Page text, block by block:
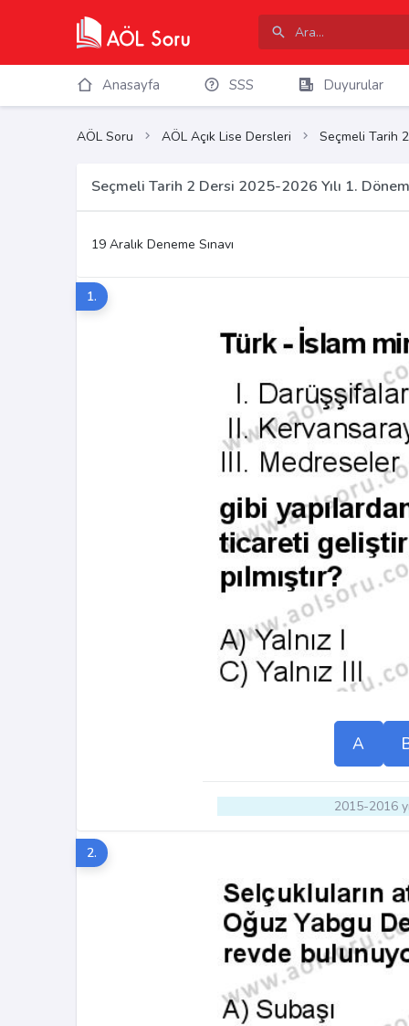
Anasayfa SSS Duyurular
AÖL Soru AÖL Açık Lise Dersleri Seçmeli Tarih
Seçmeli Tarih 2 Dersi 2025-2026 Yılı 1.
19 Aralık Deneme Sınavı
1.
A
2015-2016
2.